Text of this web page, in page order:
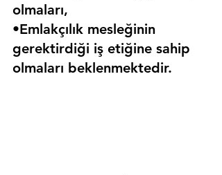
olmaları,
•Emlakçılık mesleğinin
gerektirdiği iş etiğine sahip
olmaları beklenmektedir.